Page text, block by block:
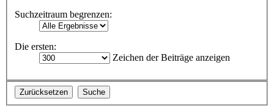
Suchzeitraum begrenzen:
Die ersten:
Zeichen der Beiträge anzeigen